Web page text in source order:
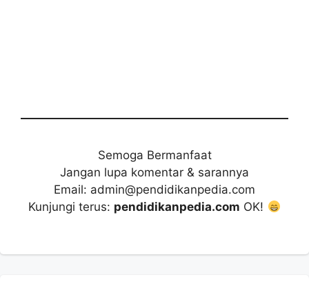
Semoga Bermanfaat
Jangan lupa komentar & sarannya
Email: admin@pendidikanpedia.com
Kunjungi terus: pendidikanpedia.com OK!